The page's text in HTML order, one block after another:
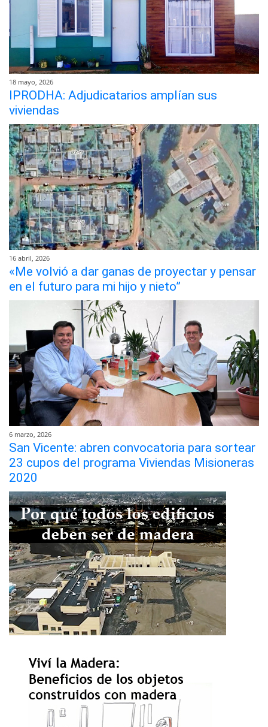
18 mayo, 2026
IPRODHA: Adjudicatarios amplían sus
viviendas
16 abril, 2026
«Me volvió a dar ganas de proyectar y pensar
en el futuro para mi hijo y nieto”
6 marzo, 2026
San Vicente: abren convocatoria para sortear
23 cupos del programa Viviendas Misioneras
2020